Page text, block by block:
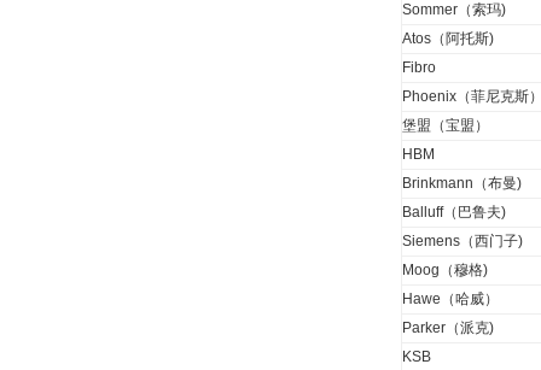
Sommer（索玛)
Atos（阿托斯)
Fibro
Phoenix（菲尼克斯
堡盟（宝盟）
HBM
Brinkmann（布曼)
Balluff（巴鲁夫)
Siemens（西门子)
Moog（穆格)
Hawe（哈威）
Parker（派克)
KSB